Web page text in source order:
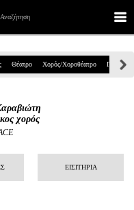
Αναζήτηση
Θέατρο Χορός/Χοροθέατρο Παιδικά
χορός
ΕΙΣΙΤΗΡΙΑ